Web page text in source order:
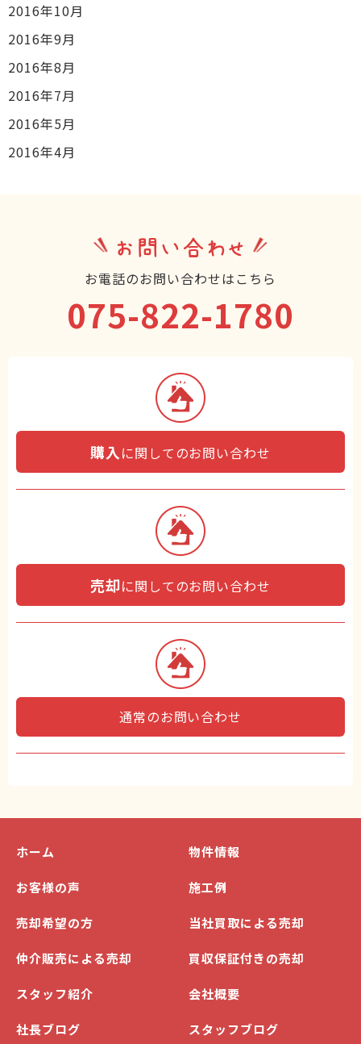
2016年10月
2016年9月
2016年8月
2016年7月
2016年5月
2016年4月
お問い合わせ
お電話のお問い合わせはこちら
075-822-1780
購入に関してのお問い合わせ
売却に関してのお問い合わせ
通常のお問い合わせ
ホーム 物件情報
お客様の声 施工例
売却希望の方 当社買取による売却
仲介販売による売却 買収保証付きの売却
スタッフ紹介 会社概要
社長ブログ スタッフブログ